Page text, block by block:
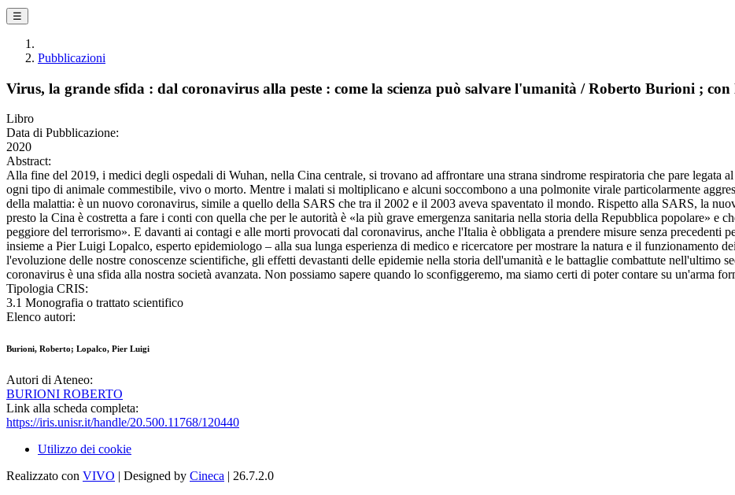
☰
Pubblicazioni
Virus, la grande sfida : dal coronavirus alla peste : come la scienza può salvare l'umanità / Roberto Burioni ;
Libro
Data di Pubblicazione:
2020
Abstract:
Alla fine del 2019, i medici degli ospedali di Wuhan, nella Cina centrale, si trovano ad affrontare una strana sindrome respiratoria che pare legata
ogni tipo di animale commestibile, vivo o morto. Mentre i malati si moltiplicano e alcuni soccombono a una polmonite virale particolarmente
della malattia: è un nuovo coronavirus, simile a quello della SARS che tra il 2002 e il 2003 aveva spaventato il mondo. Rispetto alla SARS, la
presto la Cina è costretta a fare i conti con quella che per le autorità è «la più grave emergenza sanitaria nella storia della Repubblica popolare» e
peggiore del terrorismo». E davanti ai contagi e alle morti provocati dal coronavirus, anche l'Italia è obbligata a prendere misure senza
insieme a Pier Luigi Lopalco, esperto epidemiologo – alla sua lunga esperienza di medico e ricercatore per mostrare la natura e il funzionamento
l'evoluzione delle nostre conoscenze scientifiche, gli effetti devastanti delle epidemie nella storia dell'umanità e le battaglie combattute
coronavirus è una sfida alla nostra società avanzata. Non possiamo sapere quando lo sconfiggeremo, ma siamo certi di poter contare su un'arma
Tipologia CRIS:
3.1 Monografia o trattato scientifico
Elenco autori:
Burioni, Roberto; Lopalco, Pier Luigi
Autori di Ateneo:
BURIONI ROBERTO
Link alla scheda completa:
https://iris.unisr.it/handle/20.500.11768/120440
Utilizzo dei cookie
Realizzato con VIVO | Designed by Cineca | 26.7.2.0